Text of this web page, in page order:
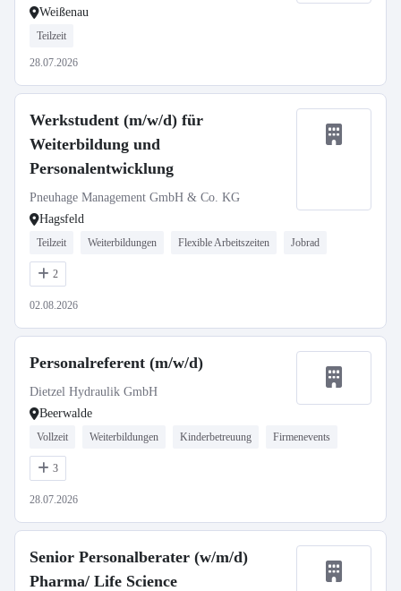
Weißenau
Teilzeit
28.07.2026
Werkstudent (m/w/d) für
Weiterbildung und
Personalentwicklung
Pneuhage Management GmbH & Co. KG
Hagsfeld
Teilzeit Weiterbildungen Flexible Arbeitszeiten Jobrad
2
02.08.2026
Personalreferent (m/w/d)
Dietzel Hydraulik GmbH
Beerwalde
Vollzeit Weiterbildungen Kinderbetreuung Firmenevents
3
28.07.2026
Senior Personalberater (w/m/d)
Pharma/ Life Science